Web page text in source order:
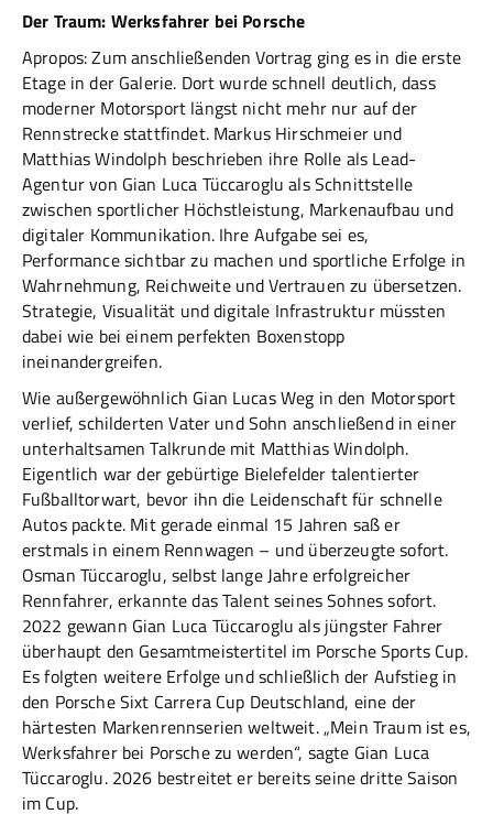
Der Traum: Werksfahrer bei Porsche
Apropos: Zum anschließenden Vortrag ging es in die erste
Etage in der Galerie. Dort wurde schnell deutlich, dass
moderner Motorsport längst nicht mehr nur auf der
Rennstrecke stattfindet. Markus Hirschmeier und
Matthias Windolph beschrieben ihre Rolle als Lead-
Agentur von Gian Luca Tüccaroglu als Schnittstelle
zwischen sportlicher Höchstleistung, Markenaufbau und
digitaler Kommunikation. Ihre Aufgabe sei es,
Performance sichtbar zu machen und sportliche Erfolge in
Wahrnehmung, Reichweite und Vertrauen zu übersetzen.
Strategie, Visualität und digitale Infrastruktur müssten
dabei wie bei einem perfekten Boxenstopp
ineinandergreifen.
Wie außergewöhnlich Gian Lucas Weg in den Motorsport
verlief, schilderten Vater und Sohn anschließend in einer
unterhaltsamen Talkrunde mit Matthias Windolph.
Eigentlich war der gebürtige Bielefelder talentierter
Fußballtorwart, bevor ihn die Leidenschaft für schnelle
Autos packte. Mit gerade einmal 15 Jahren saß er
erstmals in einem Rennwagen – und überzeugte sofort.
Osman Tüccaroglu, selbst lange Jahre erfolgreicher
Rennfahrer, erkannte das Talent seines Sohnes sofort.
2022 gewann Gian Luca Tüccaroglu als jüngster Fahrer
überhaupt den Gesamtmeistertitel im Porsche Sports Cup.
Es folgten weitere Erfolge und schließlich der Aufstieg in
den Porsche Sixt Carrera Cup Deutschland, eine der
härtesten Markenrennserien weltweit. „Mein Traum ist es,
Werksfahrer bei Porsche zu werden“, sagte Gian Luca
Tüccaroglu. 2026 bestreitet er bereits seine dritte Saison
im Cup.